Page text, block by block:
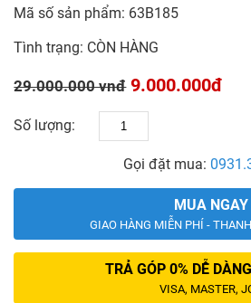
Mã số sản phẩm: 63B185
Tình trạng: CÒN HÀNG
29.000.000 vnđ9.000.000đ
Số lượng:
Gọi đặt mua:
MUA NGAY
GIAO HÀNG MIỄN PHÍ -
TRẢ GÓP 0% DỄ
VISA, MASTER,